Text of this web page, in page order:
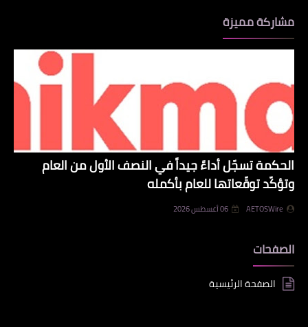
مشاركة مميزة
الحكمة تسجّل أداءً جيداً في النصف الأول من العام
وتؤكّد توقّعاتها للعام بأكمله
AETOSWire 06 أغسطس 2026
الصفحات
الصفحة الرئيسية